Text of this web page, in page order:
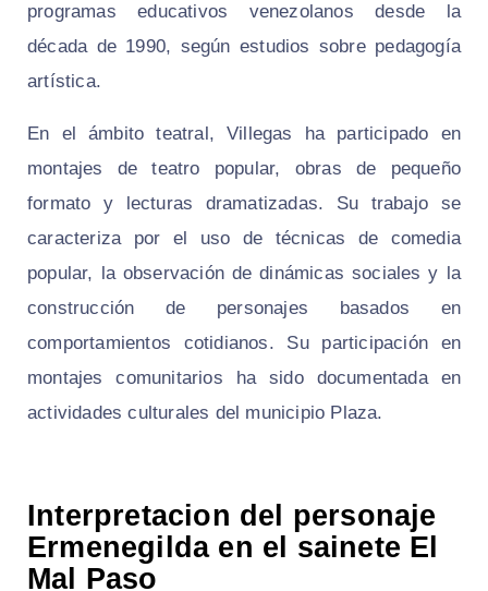
programas educativos venezolanos desde la
década de 1990, según estudios sobre pedagogía
artística.
En el ámbito teatral, Villegas ha participado en
montajes de teatro popular, obras de pequeño
formato y lecturas dramatizadas. Su trabajo se
caracteriza por el uso de técnicas de comedia
popular, la observación de dinámicas sociales y la
construcción de personajes basados en
comportamientos cotidianos. Su participación en
montajes comunitarios ha sido documentada en
actividades culturales del municipio Plaza.
Interpretacion del personaje
Ermenegilda en el sainete El
Mal Paso